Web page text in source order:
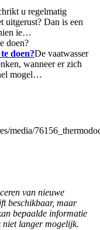
u regelmatig
uitgerust? Dan is een
ie…
doen?De vaatwasser
wanneer er zich
mogel…
media/
van nieuwe
beschikbaar, maar
bepaalde informatie
niet langer mogelijk.